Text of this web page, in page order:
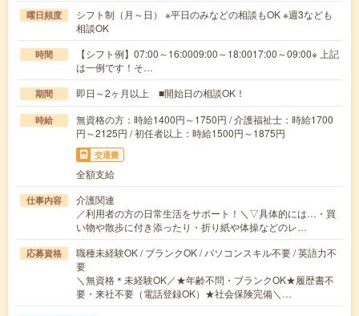
曜日頻度
シフト制（月～日） ※平日のみなどの相談もOK ※週3なども
相談OK
時間
【シフト例】07:00～16:0009:00～18:0017:00～09:00※ 上記
は一例です！そ…
期間 即日～2ヶ月以上 ■開始日の相談OK！
時給
無資格の方：時給1400円～1750円 / 介護福祉士：時給1700
円～2125円 / 初任者以上：時給1500円～1875円
交通費
全額支給
仕事内容
介護関連
／利用者の方の日常生活をサポート！＼▽具体的には…・買
い物や散歩に付き添ったり・折り紙や体操などのレ…
応募資格
職種未経験OK / ブランクOK / パソコンスキル不要 / 英語力不
要
＼無資格＊未経験OK／★年齢不問・ブランクOK★履歴書不
要・来社不要（電話登録OK）★社会保険完備＼…